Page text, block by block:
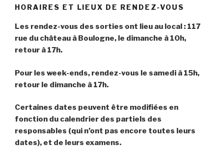
HORAIRES ET LIEUX DE RENDEZ-VOUS
Les rendez-vous des sorties ont lieu au local : 117
rue du château à Boulogne, le dimanche à 10h,
retour à 17h.
Pour les week-ends, rendez-vous le samedi à 15h,
retour le dimanche à 17h.
Certaines dates peuvent être modifiées en
fonction du calendrier des partiels des
responsables (qui n’ont pas encore toutes leurs
dates), et de leurs examens.